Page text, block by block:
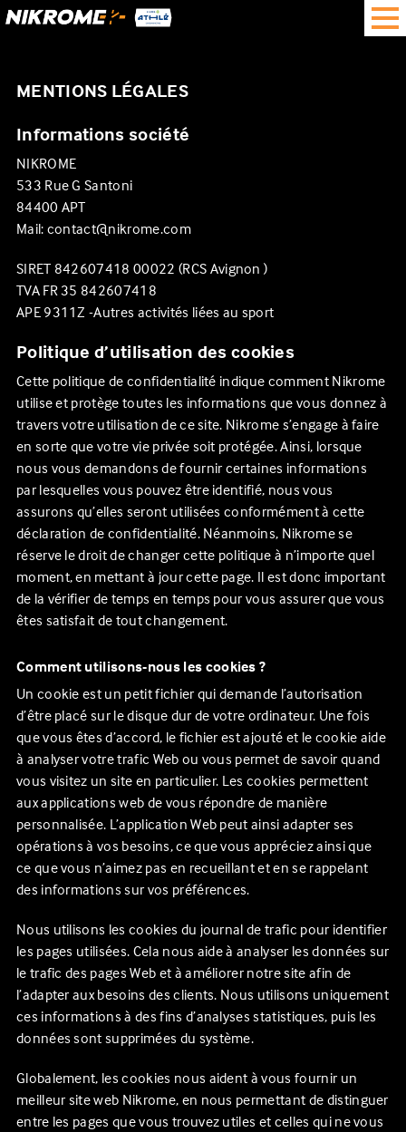
MENTIONS LÉGALES
Informations société
NIKROME
533 Rue G Santoni
84400 APT
Mail: contact@nikrome.com
SIRET 842607418 00022 (RCS Avignon )
TVA FR 35 842607418
APE 9311Z -Autres activités liées au sport
Politique d’utilisation des cookies
Cette politique de confidentialité indique comment Nikrome
utilise et protège toutes les informations que vous donnez à
travers votre utilisation de ce site. Nikrome s’engage à faire
en sorte que votre vie privée soit protégée. Ainsi, lorsque
nous vous demandons de fournir certaines informations
par lesquelles vous pouvez être identifié, nous vous
assurons qu’elles seront utilisées conformément à cette
déclaration de confidentialité. Néanmoins, Nikromese
réserve le droit de changer cette politique à n’importe quel
moment, en mettant à jour cette page. Il est donc important
de la vérifier de temps en temps pour vous assurer que vous
êtes satisfait de tout changement.
Comment utilisons-nous les cookies ?
Un cookie est un petit fichier qui demande l’autorisation
d’être placé sur le disque dur de votre ordinateur. Une fois
que vous êtes d’accord, le fichier est ajouté et le cookie aide
à analyser votre trafic Web ou vous permet de savoir quand
vous visitez un site en particulier. Les cookies permettent
aux applications web de vous répondre de manière
personnalisée. L’application Web peut ainsi adapter ses
opérations à vos besoins, ce que vous appréciez ainsi que
ce que vous n’aimez pas en recueillant et en se rappelant
des informations sur vos préférences.
Nous utilisons les cookies du journal de trafic pour identifier
les pages utilisées. Cela nous aide à analyser les données sur
le trafic des pages Web et à améliorer notre site afin de
l’adapter aux besoins des clients. Nous utilisons uniquement
ces informations à des fins d’analyses statistiques, puis les
données sont supprimées du système.
Globalement, les cookies nous aident à vous fournir un
meilleur site web Nikrome, en nous permettant de distinguer
entre les pages que vous trouvez utiles et celles qui ne vous